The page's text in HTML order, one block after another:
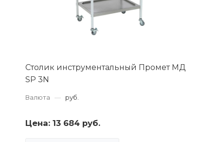
Столик инструментальный Промет МД
SP 3N
Валюта — руб.
Цена: 13 684 руб.